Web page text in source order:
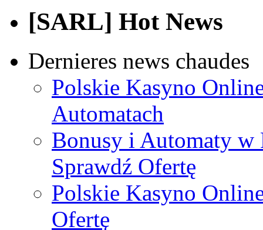
[SARL] Hot News
Dernieres news chaudes
Polskie Kasyno
Automatach
Bonusy i Automaty w
Sprawdź Ofertę
Polskie Kasyno
Ofertę